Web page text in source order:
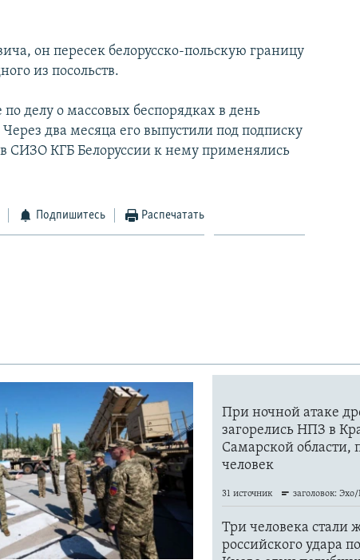
он пересек белорусско-польскую границу
из посольств.
делу о массовых беспорядках в день
два месяца его выпустили под подписку
СИЗО КГБ Белоруссии к нему применялись
Подпишитесь Распечатать